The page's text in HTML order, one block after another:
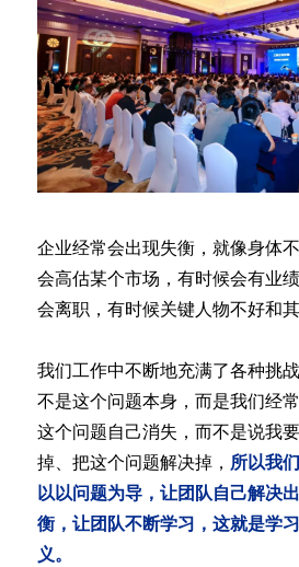
企业经常会出现失衡，就像身体
会高估某个市场，有时候会有业
会离职，有时候关键人物不好和其
我们工作中不断地充满了各种挑
不是这个问题本身，而是我们经
这个问题自己消失，而不是说我
掉、把这个问题解决掉， 所以我
以以问题为导，让团队自己解决
衡，让团队不断学习，这就是学
义。